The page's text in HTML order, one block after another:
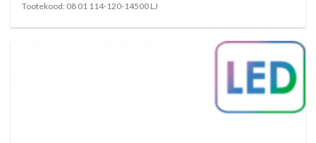
Tootekood: 08 01 114-120-14500 LJ